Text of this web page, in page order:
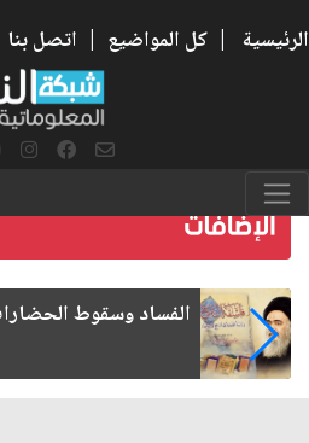
الرئيسية | كل المواضيع | اتصل بنا
رواتب الموظفين